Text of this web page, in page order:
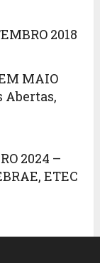
2018
MAIO
Abertas,
2024 –
ETEC